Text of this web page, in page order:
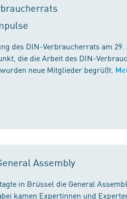
des DIN-Verbraucherrats am
die die Arbeit des DIN-
neue Mitglieder begrüßt.
Assembly
in Brüssel die General
kamen Expertinnen und